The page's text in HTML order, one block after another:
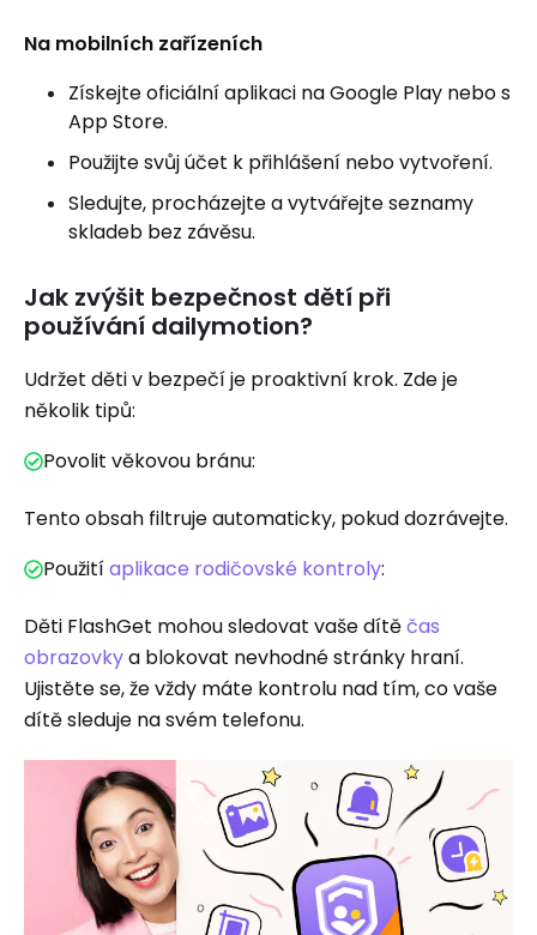
Na mobilních zařízeních
Získejte oficiální aplikaci na Google Play nebo s
App Store.
Použijte svůj účet k přihlášení nebo vytvoření.
Sledujte, procházejte a vytvářejte seznamy
skladeb bez závěsu.
Jak zvýšit bezpečnost dětí při
používání dailymotion?
Udržet děti v bezpečí je proaktivní krok. Zde je
několik tipů:
Povolit věkovou bránu:
Tento obsah filtruje automaticky, pokud dozrávejte.
Použitíaplikace rodičovské kontroly:
Děti FlashGet mohou sledovat vaše dítěčas
obrazovkya blokovat nevhodné stránky hraní.
Ujistěte se, že vždy máte kontrolu nad tím, co vaše
dítě sleduje na svém telefonu.